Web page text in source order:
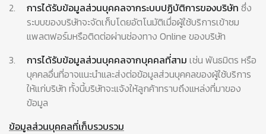
2.
การได้รับข้อมูลส่วนบุคคลจากระบบปฏิบัติการของบริษัท ซึ่ง
ระบบของบริษัทจะจัดเก็บโดยอัตโนมัติเมื่อผู้ใช้บริการเข้าชม
แพลตฟอร์มหรือติดต่อผ่านช่องทาง Online ของบริษัท
3.
การได้รับข้อมูลส่วนบุคคลจากบุคคลที่สาม เช่น พันธมิตร หรือ
บุคคลอื่นที่อาจแนะนำและส่งต่อข้อมูลส่วนบุคคลของผู้ใช้บริการ
ให้แก่บริษัท ทั้งนี้บริษัทจะแจ้งให้ลูกค้าทราบถึงแหล่งที่มาของ
ข้อมูล
ข้อมูลส่วนบุคคลที่เก็บรวบรวม